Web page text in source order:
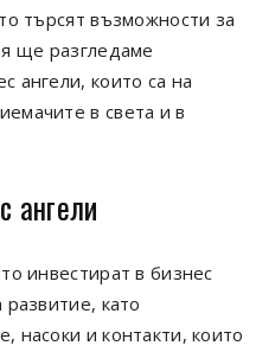
търсят възможности за
ще разгледаме
ангели, които са на
в света и в
ангели
инвестират в бизнес
като
насоки и контакти, които